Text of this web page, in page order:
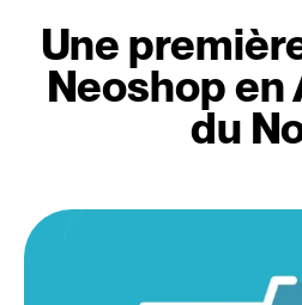
Une
Neoshop en
du